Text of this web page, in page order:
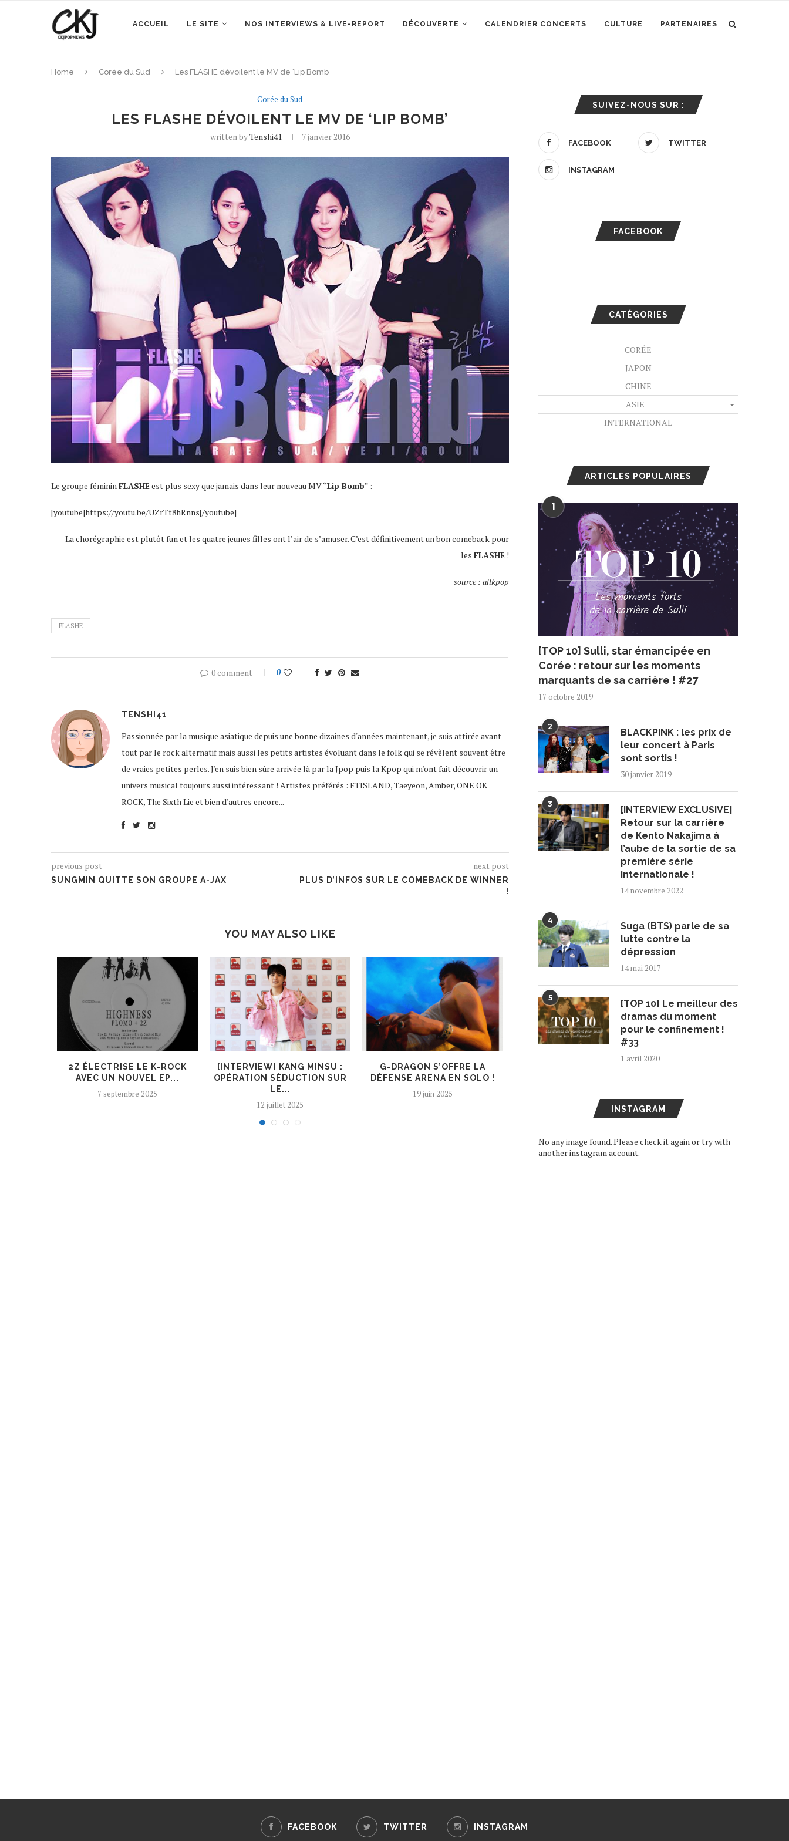
ACCUEIL LE SITE NOS INTERVIEWS & LIVE-REPORT DÉCOUVERTE CALENDRIER CONCERTS CULTURE PARTENAIRES
Home Corée du Sud Les FLASHE dévoilent le MV de ‘Lip Bomb’
Corée du Sud
LES FLASHE DÉVOILENT LE MV DE ‘LIP BOMB’
written byTenshi41 7 janvier 2016
Le groupe fémininFLASHEest plus sexy que jamais dans leur nouveau MV “Lip Bomb” :
[youtube]https://youtu.be/UZrTt8hRnns[/youtube]
La chorégraphie est plutôt fun et les quatre jeunes filles ont l’air de s’amuser. C’est définitivement un bon comeback pour
les FLASHE!
source : allkpop
FLASHE
0 comment 0
TENSHI41
Passionnée par la musique asiatique depuis une bonne dizaines d'années maintenant, je suis attirée avant
tout par le rock alternatif mais aussi les petits artistes évoluant dans le folk qui se révèlent souvent être
de vraies petites perles. J'en suis bien sûre arrivée là par la Jpop puis la Kpop qui m'ont fait découvrir un
univers musical toujours aussi intéressant ! Artistes préférés : FTISLAND, Taeyeon, Amber, ONE OK
ROCK, The Sixth Lie et bien d'autres encore...
previous post
SUNGMIN QUITTE SON GROUPE A-JAX
next post
PLUS D’INFOS SUR LE COMEBACK DE WINNER
!
YOU MAY ALSO LIKE
2Z ÉLECTRISE LE K-ROCK
AVEC UN NOUVEL EP...
7 septembre 2025
[INTERVIEW] KANG MINSU :
OPÉRATION SÉDUCTION SUR
LE...
12 juillet 2025
G-DRAGON S’OFFRE LA
DÉFENSE ARENA EN SOLO !
19 juin 2025
SUIVEZ-NOUS SUR :
FACEBOOK TWITTER
INSTAGRAM
FACEBOOK
CATÉGORIES
CORÉE
JAPON
CHINE
ASIE
INTERNATIONAL
ARTICLES POPULAIRES
1
[TOP 10] Sulli, star émancipée en
Corée : retour sur les moments
marquants de sa carrière ! #27
17 octobre 2019
2
BLACKPINK : les prix de
leur concert à Paris
sont sortis !
30 janvier 2019
3
[INTERVIEW EXCLUSIVE]
Retour sur la carrière
de Kento Nakajima à
l’aube de la sortie de sa
première série
internationale !
14 novembre 2022
4
Suga (BTS) parle de sa
lutte contre la
dépression
14 mai 2017
5
[TOP 10] Le meilleur des
dramas du moment
pour le confinement !
#33
1 avril 2020
INSTAGRAM
No any image found. Please check it again or try with
another instagram account.
FACEBOOK TWITTER INSTAGRAM